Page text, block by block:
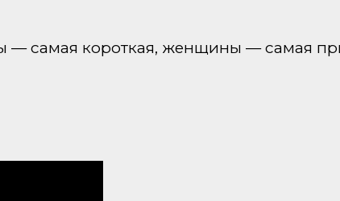
— самая короткая, женщины — самая